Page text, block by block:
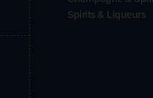
Spirits & Liqueurs